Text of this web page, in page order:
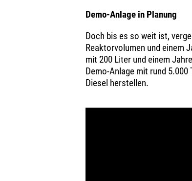
Demo-Anlage in Planung
Doch bis es so weit ist,
Reaktorvolumen und einem
mit 200 Liter und einem
Demo-Anlage mit rund
Diesel herstellen.